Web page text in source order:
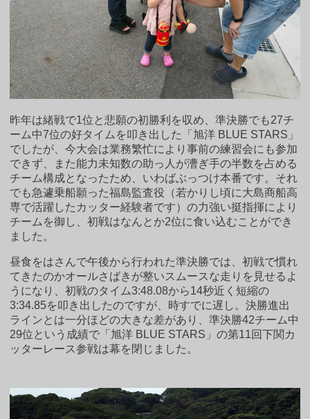
昨年は緒戦で1位と悲願の初勝利を収め、準決勝でも27チ
ーム中7位の好タイムを叩き出した「旭洋 BLUE STARS」
でしたが、今大会は業務繁忙により事前の練習会にも参加
できず、また能力未知数の助っ人が漕ぎ手の半数を占める
チーム構成となったため、いわばぶっつけ本番です。それ
でも急遽乗船願った福島監査役（若かりし頃に大島商船高
専で活躍したカッター経験者です）の力強い挺指揮により
チームを御し、初戦はなんとか2位に食い込むことができ
ました。
昼食をはさんで午後から行われた準決勝では、初戦で慣れ
てきたのかオールさばきが整いスムースな走りを見せるよ
うになり、初戦のタイム3:48.08から14秒近く短縮の
3:34.85を叩き出したのですが、時すでに遅し。決勝進出
ラインとは一分ほどの大きな差があり、準決勝42チーム中
29位という成績で「旭洋 BLUE STARS」の第11回下関カ
ッターレース参戦は幕を閉じました。